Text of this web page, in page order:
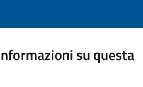
su questa